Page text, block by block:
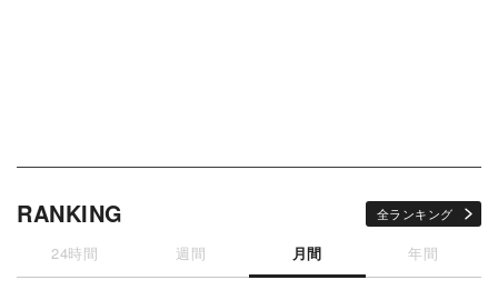
RANKING 全ランキング
24時間 週間 月間 年間